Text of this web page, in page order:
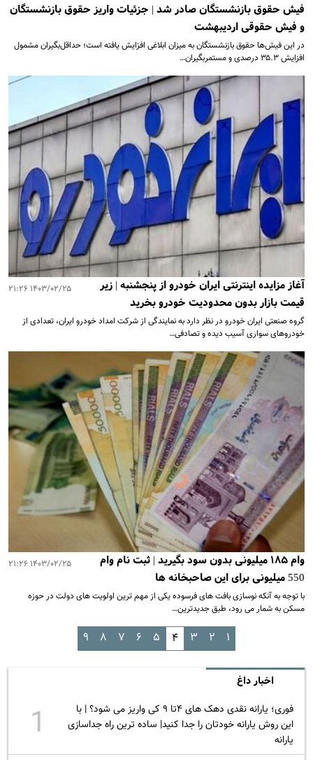
فیش حقوق بازنشستگان صادر شد | جزئیات واریز حقوق بازنشستگان
و فیش حقوقی اردیبهشت
در این فیش‌ها حقوق بازنشستگان به میزان ابلاغی افزایش یافته است؛ حداقل‌بگیران مشمول
افزایش ۳۵.۳ درصدی و مستمر‌بگیران…
۱۴۰۳/۰۲/۲۵ ۲۱:۲۶
آغاز مزایده اینترنتی ایران خودرو از پنجشنبه | زیر
قیمت بازار بدون محدودیت خودرو بخرید
گروه صنعتی ایران خودرو در نظر دارد به نمایندگی از شرکت امداد خودرو ایران، تعدادی از
خودروهای سواری آسیب دیده و تصادفی…
۱۴۰۳/۰۲/۲۵ ۲۱:۲۶
وام ۱۸۵ میلیونی بدون سود بگیرید | ثبت نام وام
550 میلیونی برای این صاحبخانه ها
با توجه به آنکه نوسازی بافت های فرسوده یکی از مهم ترین اولویت های دولت در حوزه
مسکن به شمار می رود، طبق جدیدترین…
۱ ۲ ۳ ۴ ۵ ۶ ۷ ۸ ۹
اخبار داغ
فوری؛ یارانه نقدی دهک های ۴تا ۹ کی واریز می شود؟ | با
این روش یارانه خودتان را جدا کنید| ساده ترین راه جداسازی
یارانه
1